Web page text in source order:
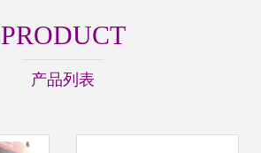
PRODUCT
产品列表